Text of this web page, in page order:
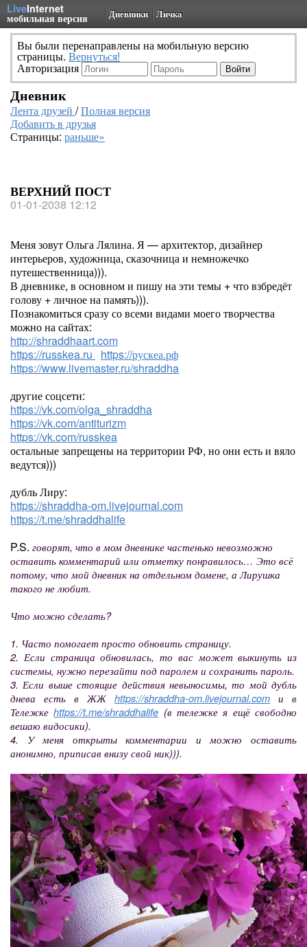
LiveInternet
мобильная версия Дневники Личка
Вы были перенаправлены на мобильную версию
страницы. Вернуться!
Авторизация
Дневник
Лента друзей /Полная версия
Добавить в друзья
Страницы: раньше»
ВЕРХНИЙ ПОСТ
01-01-2038 12:12
Меня зовут Ольга Лялина. Я — архитектор, дизайнер
интерьеров, художница, сказочница и немножечко
путешественница))).
В дневнике, в основном и пишу на эти темы + что взбредёт
голову + личное на память))).
Познакомиться сразу со всеми видами моего творчества
можно на сайтах:
http://shraddhaart.com
https://russkea.ru
https://рускеа.рф
https://www.livemaster.ru/shraddha
другие соцсети:
https://vk.com/olga_shraddha
https://vk.com/antiturizm
https://vk.com/russkea
остальные запрещены на территории РФ, но они есть и вяло
ведутся)))
дубль Лиру:
https://shraddha-om.livejournal.com
https://t.me/shraddhalife
P.S. говорят, что в мом дневнике частенько невозможно
оставить комментарий или отметку понравилось… Это всё
потому, что мой дневник на отдельном домене, а Лирушка
такого не любит.
Что можно сделать?
1. Часто помогает просто обновить страницу.
2. Если страница обновилась, то вас может выкинуть из
системы, нужно перезайти под паролем и сохранить пароль.
3. Если выше стоящие действия невыносимы, то мой дубль
днева есть в ЖЖ https://shraddha-om.livejournal.com и в
Тележкеhttps://t.me/shraddhalife (в тележке я ещё свободно
вешаю видосики).
4. У меня открыты комментарии и можно оставить
анонимно, приписав внизу свой ник))).